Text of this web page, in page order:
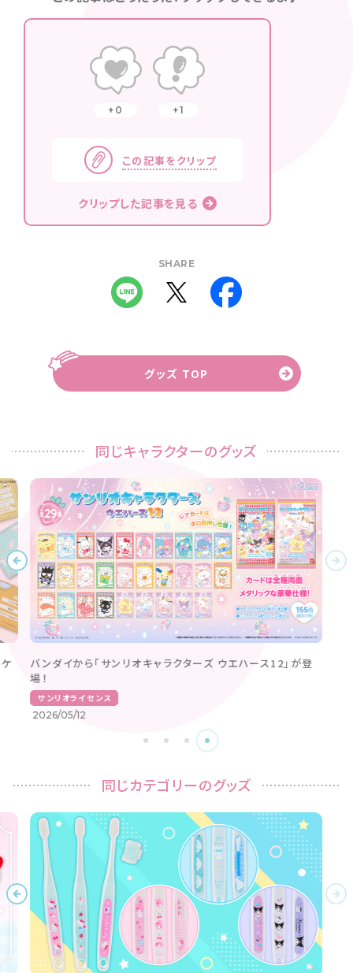
0 1
この記事をクリップ
クリップした記事を見る
SHARE
グッズ TOP
同じキャラクターのグッズ
フリュープライズから「がおぱわるぅ おねんね日和BIGぬい
ぐるみ」が登場！
サンリオライセンス
2026/06/29
同じカテゴリーのグッズ